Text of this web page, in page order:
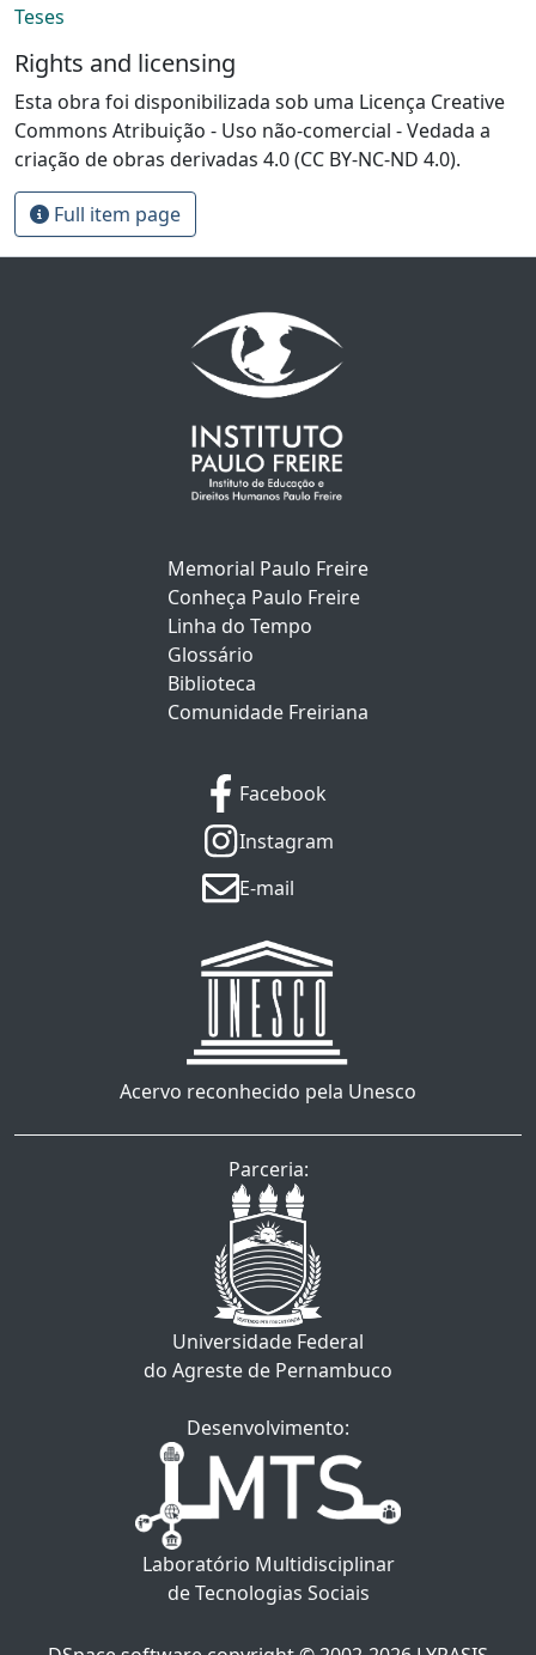
Teses
Rights and licensing
Esta obra foi disponibilizada sob uma Licença Creative
Commons Atribuição - Uso não-comercial - Vedada a
criação de obras derivadas 4.0 (CC BY-NC-ND 4.0).
Full item page
Memorial Paulo Freire
Conheça Paulo Freire
Linha do Tempo
Glossário
Biblioteca
Comunidade Freiriana
Facebook
Instagram
E-mail
Acervo reconhecido pela Unesco
Parceria:
Universidade Federal
do Agreste de Pernambuco
Desenvolvimento:
Laboratório Multidisciplinar
de Tecnologias Sociais